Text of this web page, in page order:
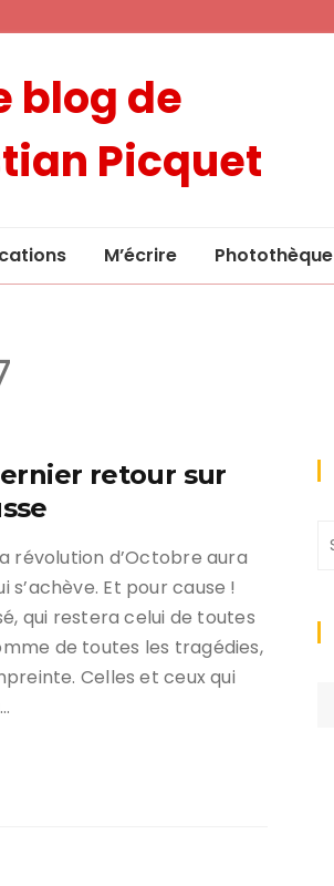
blog de
Picquet
M’écrire Photothèque
retour sur
révolution d’Octobre aura
s’achève. Et pour cause !
qui restera celui de toutes
de toutes les tragédies,
Celles et ceux qui